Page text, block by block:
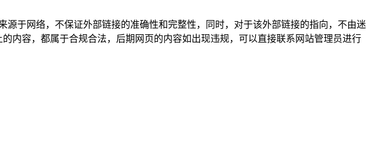
源于网络，不保证外部链接的准确性和完整性，同时，对于该外部链接的指向，不由迷
的内容，都属于合规合法，后期网页的内容如出现违规，可以直接联系网站管理员进行